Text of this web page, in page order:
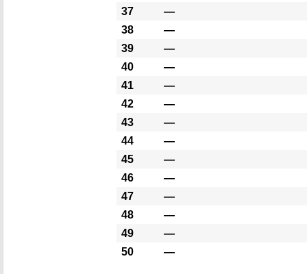
37
―
38
―
39
―
40
―
41
―
42
―
43
―
44
―
45
―
46
―
47
―
48
―
49
―
50
―